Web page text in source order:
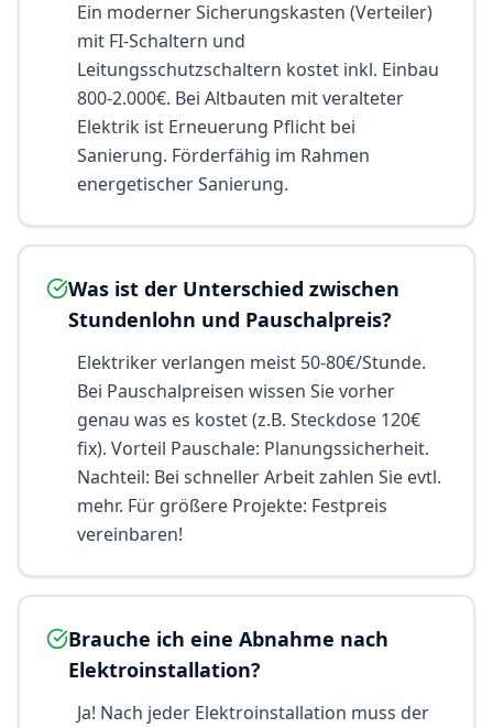
Ein moderner Sicherungskasten (Verteiler)
mit FI-Schaltern und
Leitungsschutzschaltern kostet inkl. Einbau
800-2.000€. Bei Altbauten mit veralteter
Elektrik ist Erneuerung Pflicht bei
Sanierung. Förderfähig im Rahmen
energetischer Sanierung.
Was ist der Unterschied zwischen
Stundenlohn und Pauschalpreis?
Elektriker verlangen meist 50-80€/Stunde.
Bei Pauschalpreisen wissen Sie vorher
genau was es kostet (z.B. Steckdose 120€
fix). Vorteil Pauschale: Planungssicherheit.
Nachteil: Bei schneller Arbeit zahlen Sie evtl.
mehr. Für größere Projekte: Festpreis
vereinbaren!
Brauche ich eine Abnahme nach
Elektroinstallation?
Ja! Nach jeder Elektroinstallation muss der